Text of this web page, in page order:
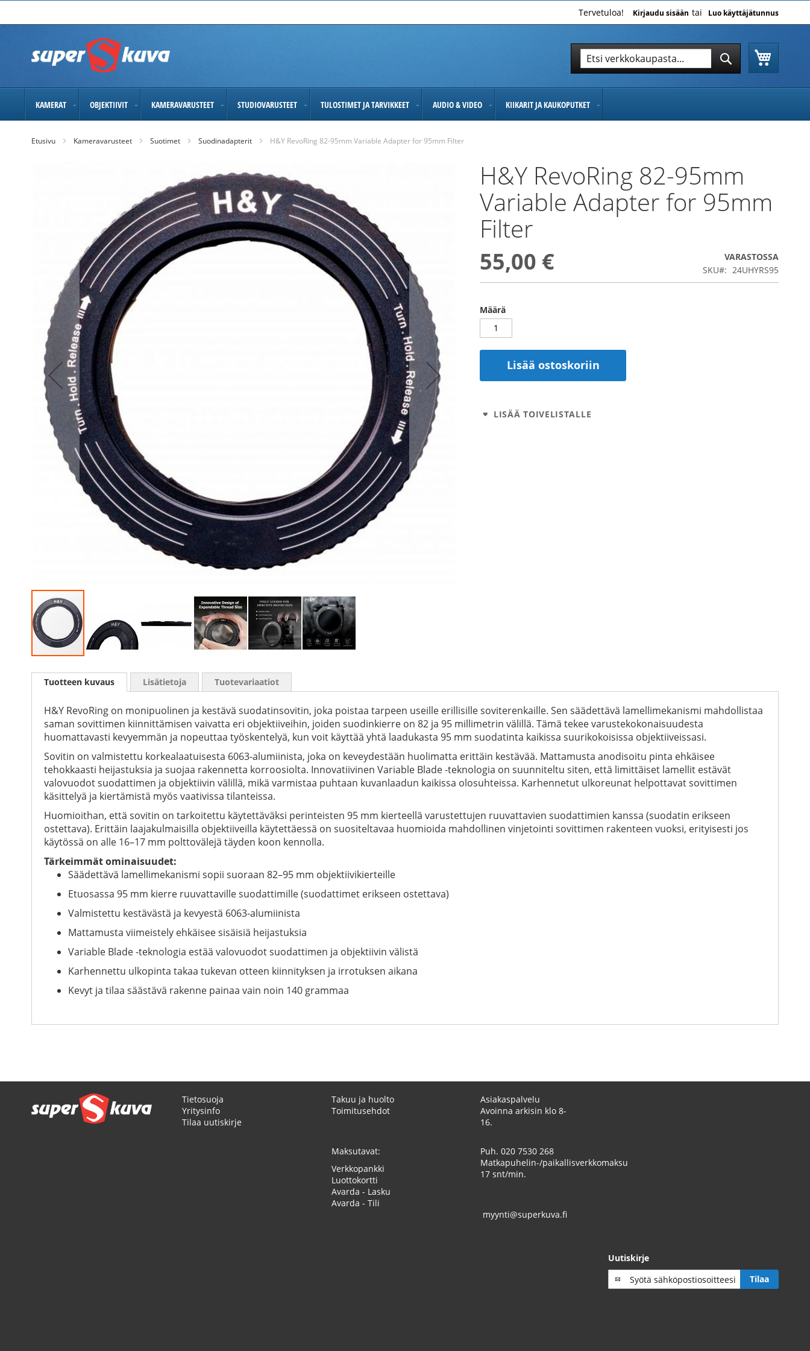
to
Tervetuloa! Kirjaudu sisään Luo käyttäjätunnus
Hae
KAMERAT OBJEKTIIVIT KAMERAVARUSTEET STUDIOVARUSTEET TULOSTIMET JA TARVIKKEET AUDIO & VIDEO KIIKARIT JA KAUKOPUTKET
Etusivu Kameravarusteet Suotimet Suodinadapterit H&Y RevoRing 82-95mm Variable Adapter for 95mm Filter
H&Y RevoRing 82-95mm
Variable Adapter for 95mm
Filter
55,00 €
VARASTOSSA
SKU
24UHYRS95
Määrä
Lisää ostoskoriin
LISÄÄ TOIVELISTALLE
to
images
gallery
Tuotteen kuvaus
H&Y RevoRing on monipuolinen ja kestävä suodatinsovitin, joka poistaa tarpeen useille erillisille soviterenkaille. Sen säädettävä lamellimekanismi mahdollistaa
saman sovittimen kiinnittämisen vaivatta eri objektiiveihin, joiden suodinkierre on 82 ja 95 millimetrin välillä. Tämä tekee varustekokonaisuudesta
huomattavasti kevyemmän ja nopeuttaa työskentelyä, kun voit käyttää yhtä laadukasta 95 mm suodatinta kaikissa suurikokoisissa objektiiveissasi.
Sovitin on valmistettu korkealaatuisesta 6063-alumiinista, joka on keveydestään huolimatta erittäin kestävää. Mattamusta anodisoitu pinta ehkäisee
tehokkaasti heijastuksia ja suojaa rakennetta korroosiolta. Innovatiivinen Variable Blade -teknologia on suunniteltu siten, että limittäiset lamellit estävät
valovuodot suodattimen ja objektiivin välillä, mikä varmistaa puhtaan kuvanlaadun kaikissa olosuhteissa. Karhennetut ulkoreunat helpottavat sovittimen
käsittelyä ja kiertämistä myös vaativissa tilanteissa.
Huomioithan, että sovitin on tarkoitettu käytettäväksi perinteisten 95 mm kierteellä varustettujen ruuvattavien suodattimien kanssa (suodatin erikseen
ostettava). Erittäin laajakulmaisilla objektiiveilla käytettäessä on suositeltavaa huomioida mahdollinen vinjetointi sovittimen rakenteen vuoksi, erityisesti jos
käytössä on alle 16–17 mm polttovälejä täyden koon kennolla.
Tärkeimmät ominaisuudet:
Säädettävä lamellimekanismi sopii suoraan 82–95 mm objektiivikierteille
Etuosassa 95 mm kierre ruuvattaville suodattimille (suodattimet erikseen ostettava)
Valmistettu kestävästä ja kevyestä 6063-alumiinista
Mattamusta viimeistely ehkäisee sisäisiä heijastuksia
Variable Blade -teknologia estää valovuodot suodattimen ja objektiivin välistä
Karhennettu ulkopinta takaa tukevan otteen kiinnityksen ja irrotuksen aikana
Kevyt ja tilaa säästävä rakenne painaa vain noin 140 grammaa
Lisätietoja Tuotevariaatiot
Tietosuoja
Yritysinfo
Tilaa uutiskirje
Takuu ja huolto
Toimitusehdot
Maksutavat:
Verkkopankki
Luottokortti
Avarda - Lasku
Avarda - Tili
Asiakaspalvelu
Avoinna arkisin klo 8-
16.
Puh. 020 7530 268
Matkapuhelin-/paikallisverkkomaksu
17 snt/min.
myynti@superkuva.fi
Uutiskirje
Tilaa
uutiskirje
Tilaa